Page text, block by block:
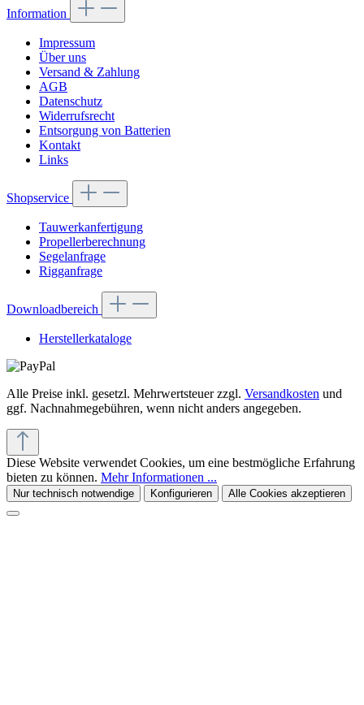
Information
Impressum
Über uns
Versand & Zahlung
AGB
Datenschutz
Widerrufsrecht
Entsorgung von Batterien
Kontakt
Links
Shopservice
Tauwerkanfertigung
Propellerberechnung
Segelanfrage
Rigganfrage
Downloadbereich
Herstellerkataloge
Alle Preise inkl. gesetzl. Mehrwertsteuer zzgl. Versandkosten und
ggf. Nachnahmegebühren, wenn nicht anders angegeben.
Diese Website verwendet Cookies, um eine bestmögliche Erfahrung
bieten zu können. Mehr Informationen ...
Nur technisch notwendige Konfigurieren Alle Cookies akzeptieren